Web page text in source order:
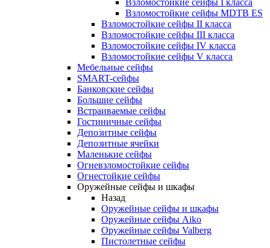
Взломостойкие сейфы I класса
Взломостойкие сейфы MDTB ES
Взломостойкие сейфы II класса
Взломостойкие сейфы III класса
Взломостойкие сейфы IV класса
Взломостойкие сейфы V класса
Мебельные сейфы
SMART-сейфы
Банковские сейфы
Большие сейфы
Встраиваемые сейфы
Гостиничные сейфы
Депозитные сейфы
Депозитные ячейки
Маленькие сейфы
Огневзломостойкие сейфы
Огнестойкие сейфы
Оружейные сейфы и шкафы
Назад
Оружейные сейфы и шкафы
Оружейные сейфы Aiko
Оружейные сейфы Valberg
Пистолетные сейфы